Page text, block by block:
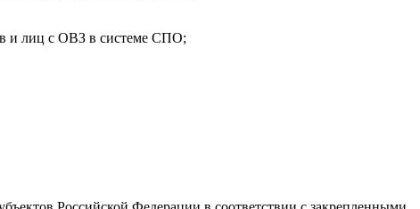
и лиц с ОВЗ в системе СПО;